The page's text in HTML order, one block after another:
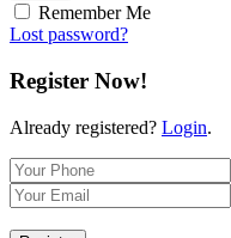
Remember Me
Lost password?
Register Now!
Already registered? Login.